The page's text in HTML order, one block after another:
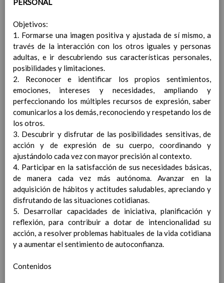
tramitaciÃ³n administrativa
Medidas preventivas del AMPA
DESPLAZAMIENTOS DEL ALUMNADO Y
DEL PERSONAL DURANTE LA JORNADA
LECTIVA
01 septiembre 2021
Flujos de circulaciÃ³n en el edificio,
patios y otras zonas
SeÃ±alizaciÃ³n y cartelerÃ­a
RECURSOS
01 septiembre 2021
Material de uso personal
Material de uso comÃºn en las aulas y
espacios comunes.
Dispositivos electrÃ³nicos
Libros de texto y otros materiales en
soporte documental.
ADAPTACIÃ“N DEL HORARIO A LA
SITUACIÃ“N EXCEPCIONAL CON
DOCENCIA TELEMÃTICA
01 septiembre 2021
MEDIDAS ORGANIZATIVAS PARA EL
PERSONAL
Objetivos:
1. Formarse una imagen positiva y ajustada de sí mismo, a
través de la interacción con los otros iguales y personas
adultas, e ir descubriendo sus características personales,
posibilidades y limitaciones.
2. Reconocer e identificar los propios sentimientos,
emociones, intereses y necesidades, ampliando y
perfeccionando los múltiples recursos de expresión, saber
comunicarlos a los demás, reconociendo y respetando los de
los otros.
3. Descubrir y disfrutar de las posibilidades sensitivas, de
acción y de expresión de su cuerpo, coordinando y
ajustándolo cada vez con mayor precisión al contexto.
4. Participar en la satisfacción de sus necesidades básicas,
de manera cada vez más autónoma. Avanzar en la
adquisición de hábitos y actitudes saludables, apreciando y
disfrutando de las situaciones cotidianas.
5. Desarrollar capacidades de iniciativa, planificación y
reflexión, para contribuir a dotar de intencionalidad su
acción, a resolver problemas habituales de la vida cotidiana
y a aumentar el sentimiento de autoconfianza.
Contenidos